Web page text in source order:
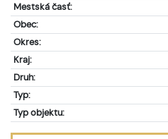
Mestská časť:
Obec:
Okres:
Kraj:
Druh:
Typ:
Typ objektu: